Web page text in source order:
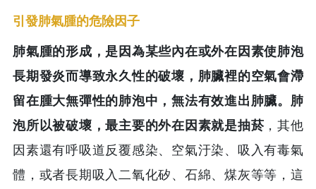
引發肺氣腫的危險因子
肺氣腫的形成，是因為某些內在或外在因素使肺泡
長期發炎而導致永久性的破壞，肺臟裡的空氣會滯
留在腫大無彈性的肺泡中，無法有效進出肺臟。肺
泡所以被破壞，最主要的外在因素就是抽菸，其他
因素還有呼吸道反覆感染、空氣汙染、吸入有毒氣
體，或者長期吸入二氧化矽、石綿、煤灰等等，這